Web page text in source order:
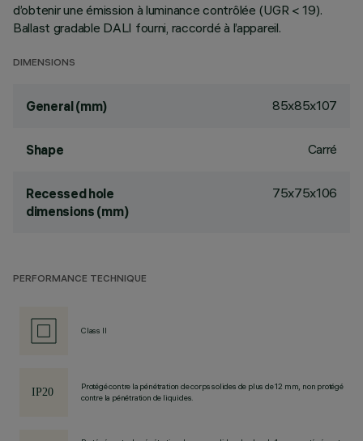
d’obtenir une émission à luminance contrôlée (UGR < 19).
Ballast gradable DALI fourni, raccordé à l’appareil.
DIMENSIONS
General (mm) 85x85x107
Shape Carré
Recessed hole
dimensions (mm)
75x75x106
PERFORMANCE TECHNIQUE
Class II
Protégé contre la pénétration de corps solides de plus de 12 mm, non protégé
contre la pénétration de liquides.